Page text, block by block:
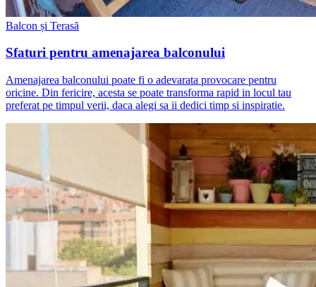
Balcon și Terasă
Sfaturi pentru amenajarea balconului
Amenajarea balconului poate fi o adevarata provocare pentru
oricine. Din fericire, acesta se poate transforma rapid in locul tau
preferat pe timpul verii, daca alegi sa ii dedici timp si inspiratie.